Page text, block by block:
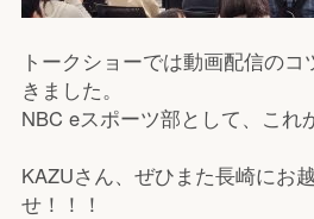
トークショーでは動画配信の
きました。
NBC eスポーツ部として、これ
KAZUさん、ぜひまた長崎にお
せ！！！